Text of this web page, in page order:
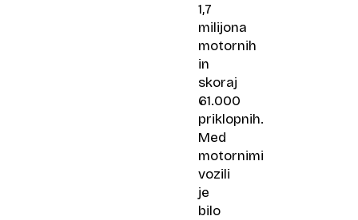
1,7
milijona
motornih
in
skoraj
61.000
priklopnih.
Med
motornimi
vozili
je
bilo